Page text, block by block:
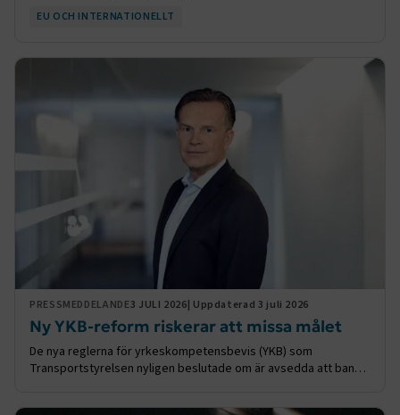
riskerar att bli värre under semesterveckorna
EU OCH INTERNATIONELLT
PRESSMEDDELANDE3 JULI 2026| Uppdaterad 3 juli 2026
Ny YKB-reform riskerar att missa målet
De nya reglerna för yrkeskompetensbevis (YKB) som
Transportstyrelsen nyligen beslutade om är avsedda att bana